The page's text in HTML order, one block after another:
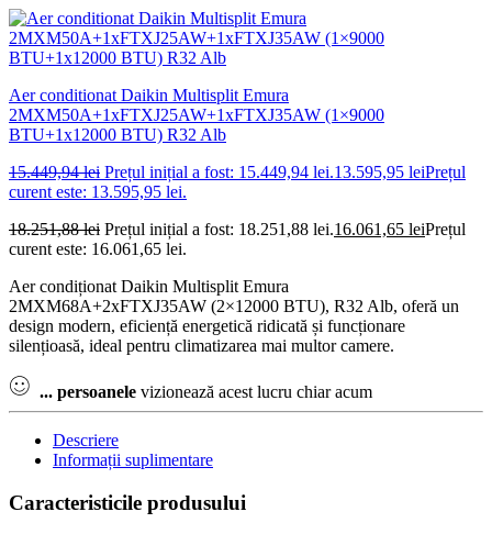
Aer conditionat Daikin Multisplit Emura
2MXM50A+1xFTXJ25AW+1xFTXJ35AW (1×9000
BTU+1x12000 BTU) R32 Alb
15.449,94lei Prețul inițial a fost: 15.449,94 lei.13.595,95 leiPrețul
curent este: 13.595,95 lei.
18.251,88lei Prețul inițial a fost: 18.251,88 lei.16.061,65 leiPrețul
curent este: 16.061,65 lei.
Aer condiționat Daikin Multisplit Emura
2MXM68A+2xFTXJ35AW (2×12000 BTU), R32 Alb, oferă un
design modern, eficiență energetică ridicată și funcționare
silențioasă, ideal pentru climatizarea mai multor camere.
... persoanele vizionează acest lucru chiar acum
Descriere
Informații suplimentare
Caracteristicile produsului